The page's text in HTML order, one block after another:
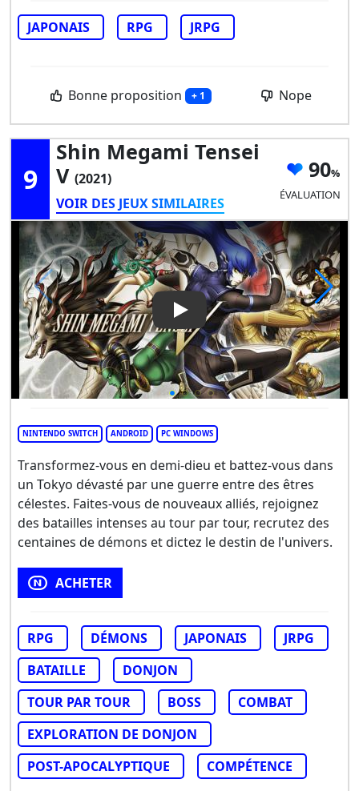
JAPONAIS RPG JRPG
Bonne proposition + 1 Nope
9
Shin Megami Tensei
V (2021)
VOIR DES JEUX SIMILAIRES
90
ÉVALUATION
Play Video: Shin Megami
NINTENDO SWITCH ANDROID PC WINDOWS
Transformez-vous en demi-dieu et battez-vous dans
un Tokyo dévasté par une guerre entre des êtres
célestes. Faites-vous de nouveaux alliés, rejoignez
des batailles intenses au tour par tour, recrutez des
centaines de démons et dictez le destin de l'univers.
ACHETER
RPG DÉMONS JAPONAIS
JRPG
BATAILLE
DONJON
TOUR PAR TOUR
BOSS
COMBAT
EXPLORATION DE DONJON
POST-APOCALYPTIQUE
COMPÉTENCE